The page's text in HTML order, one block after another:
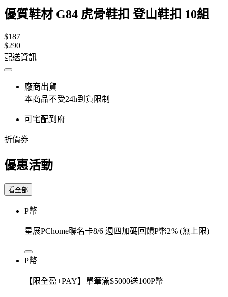
優質鞋材 G84 虎骨鞋扣 登山鞋扣 10組
$187
$290
配送資訊
廠商出貨
本商品不受24h到貨限制
可宅配到府
折價券
優惠活動
看全部
P幣
星展PChome聯名卡8/6 週四加碼回饋P幣2% (無上限)
P幣
【限全盈+PAY】單筆滿$5000送100P幣